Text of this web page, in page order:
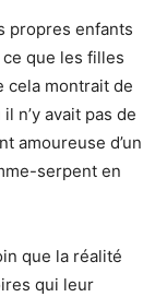
propres enfants
ce que les filles
cela montrait de
n’y avait pas de
amoureuse d’un
serpent en
que la réalité
qui leur